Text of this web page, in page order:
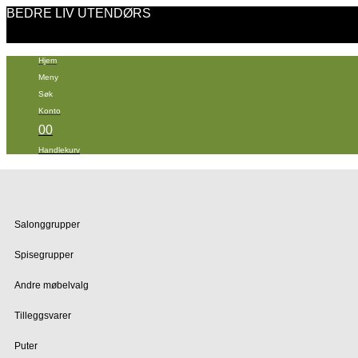
BEDRE LIV UTENDØRS
Hjem
Meny
Søk
Konto
00
Handlekurv
Salonggrupper
Spisegrupper
Andre møbelvalg
Tilleggsvarer
Puter